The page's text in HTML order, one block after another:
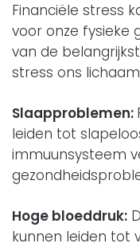
Financiële stress
voor onze fysieke
van de
stress ons
Slaapproblemen:
leiden tot
immuunsysteem
Hoge bloeddruk:
kunnen leiden tot